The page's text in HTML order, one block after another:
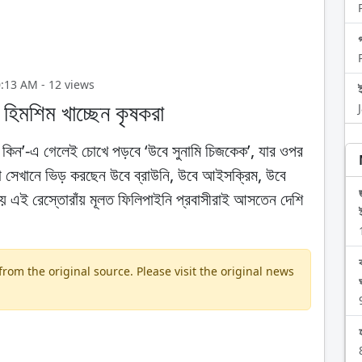
AM - 12 views
খাচ্ছেন কৃষকরা
এ গেলেই চোখে পড়বে ‘উবে সুনামি চিজকেক’, যার ওপর
সেখানে ভিড় করছেন উবে ব্রাউনি, উবে আইসক্রিম, উবে
এই রেস্তোরাঁয় মূলত ফিলিপাইনি প্রবাসীরাই আসতেন দেশি
the original source. Please visit the original news